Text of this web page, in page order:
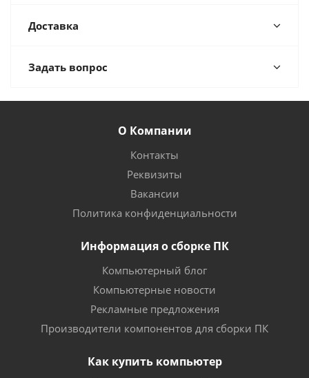
Доставка
Задать вопрос
О Компании
Контакты
Реквизиты
Вакансии
Политика конфиденциальности
Информация о сборке ПК
Компьютерный блог
Компьютерные новости
Рекламные предложения
Производители компонентов для сборки ПК
Как купить компьютер